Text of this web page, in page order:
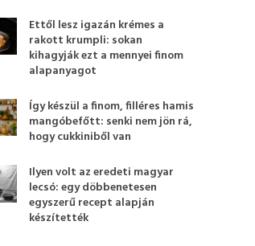
Ettől lesz igazán krémes a
rakott krumpli: sokan
kihagyják ezt a mennyei finom
alapanyagot
Így készül a finom, filléres hamis
mangóbefőtt: senki nem jön rá,
hogy cukkiniből van
Ilyen volt az eredeti magyar
lecsó: egy döbbenetesen
egyszerű recept alapján
készítették